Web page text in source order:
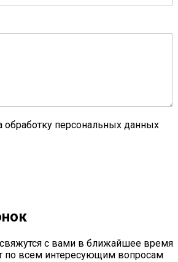
обработку персональных данных
с вами в ближайшее время
по всем интересующим вопросам